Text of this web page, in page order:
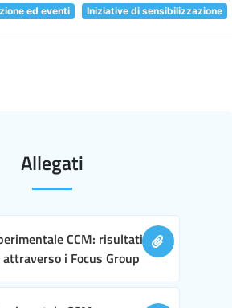
ed eventi Iniziative di sensibilizzazione
Allegati
CCM: risultati di
i Focus Group